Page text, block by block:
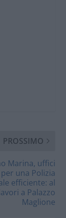
PROSSIMO
Marina, uffici
una Polizia
efficiente: al
a Palazzo
Maglione